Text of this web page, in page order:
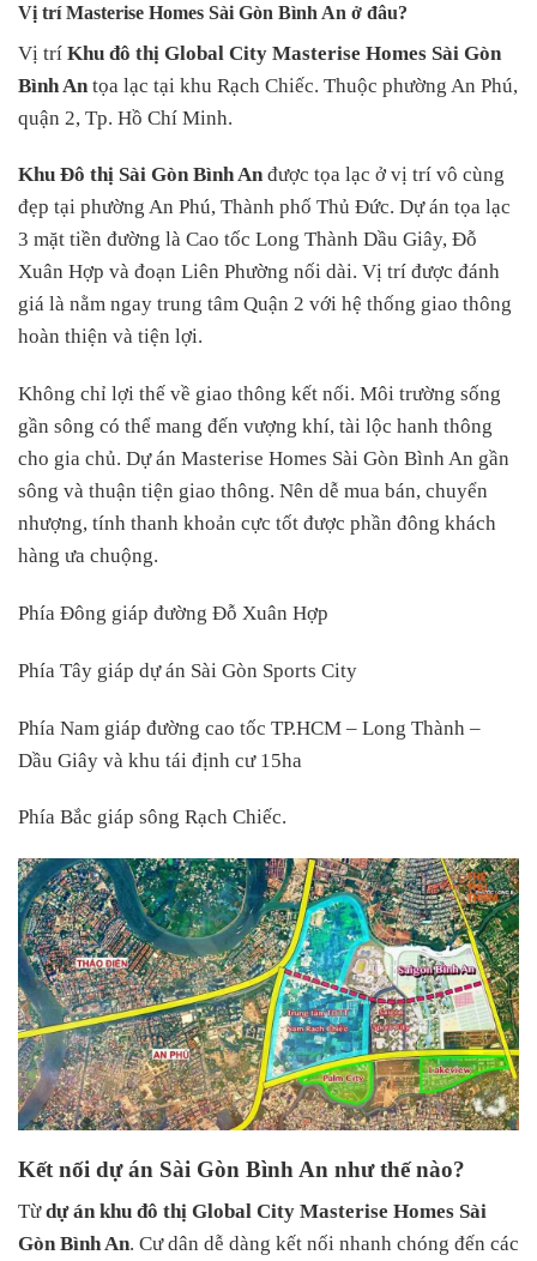
Vị trí Masterise Homes Sài Gòn Bình An ở đâu?
Vị trí Khu đô thị Global City Masterise Homes Sài Gòn
Bình An tọa lạc tại khu Rạch Chiếc. Thuộc phường An Phú,
quận 2, Tp. Hồ Chí Minh.
Khu Đô thị Sài Gòn Bình Anđược tọa lạc ở vị trí vô cùng
đẹp tại phường An Phú, Thành phố Thủ Đức. Dự án tọa lạc
3 mặt tiền đường là Cao tốc Long Thành Dầu Giây, Đỗ
Xuân Hợp và đoạn Liên Phường nối dài. Vị trí được đánh
giá là nằm ngay trung tâm Quận 2 với hệ thống giao thông
hoàn thiện và tiện lợi.
Không chỉ lợi thế về giao thông kết nối. Môi trường sống
gần sông có thể mang đến vượng khí, tài lộc hanh thông
cho gia chủ. Dự án Masterise Homes Sài Gòn Bình An gần
sông và thuận tiện giao thông. Nên dễ mua bán, chuyển
nhượng, tính thanh khoản cực tốt được phần đông khách
hàng ưa chuộng.
Phía Đông giáp đường Đỗ Xuân Hợp
Phía Tây giáp dự án Sài Gòn Sports City
Phía Nam giáp đường cao tốc TP.HCM – Long Thành –
Dầu Giây và khu tái định cư 15ha
Phía Bắc giáp sông Rạch Chiếc.
Kết nối dự án Sài Gòn Bình An như thế nào?
Từdự án khu đô thị Global City Masterise Homes Sài
Gòn Bình An. Cư dân dễ dàng kết nối nhanh chóng đến các